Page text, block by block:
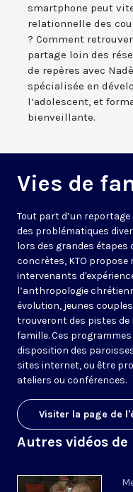
smartphone peut
relationnelle des
? Comment
partage loin des
de repères avec
spécialisée en
l’adolescent, et
bienveillante.
Vies de
Tout part d’un
des problématiques
lors des grandes étapes
concrètes, KTO propose
intervenants
l’anthropologie
évolution, jeunes
trouveront des pistes de
famille. Ces
disposition des
sites internet, ou être
ateliers ou conférences.
Visiter la page de
Autres vidéos de